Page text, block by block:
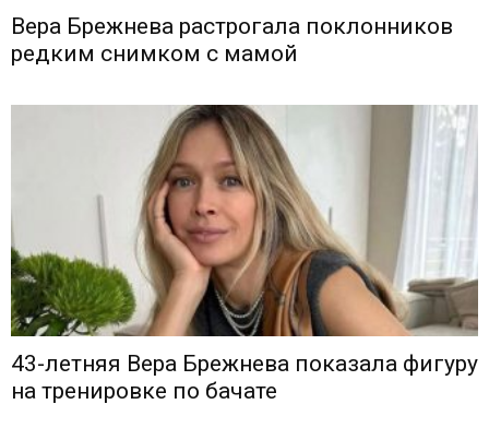
Вера Брежнева растрогала поклонников
редким снимком с мамой
43-летняя Вера Брежнева показала фигуру
на тренировке по бачате